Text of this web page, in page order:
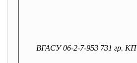
ВГАСУ 06-2-7-953 731 гр. КП